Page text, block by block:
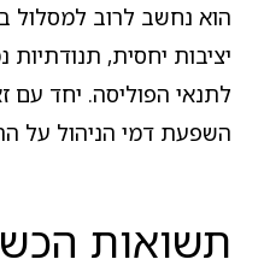
הוא נחשב לרוב למסלול
יציבות יחסית,
לתנאי הפוליסה. יחד עם
השפעת דמי הניהול על
תשואות